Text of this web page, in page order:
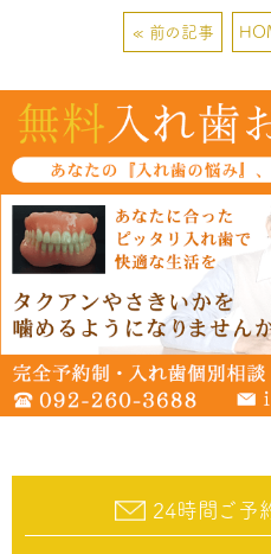
« 前の記事
24時間ご予